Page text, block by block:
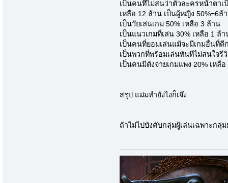
เป็นคนทึ่ไม่สนว่าตัวละครหน้าตาเ
เหลือ 12 ล้าน เป็นผู้หญิง 50%=6ล้
เป็นวัยเล่นเกม 50% เหลือ 3 ล้าน
เป็นแนวเกมที่เล่น 30% เหลือ 1 ล้า
เป็นคนที่ยอมเล่นแม้จะมีเกมอื่นที่ดี
เป็นพวกที่พร้อมเล่นทันทีไม่สนใจรี
เป็นคนมีตังจ่ายเกมแพง 20% เหลื
สรุป แม่มทำยังไงก็เจ๊ง
ถ้าไม่ไปบังคับกลุ่มผู้เล่นเฉพาะกลุ่